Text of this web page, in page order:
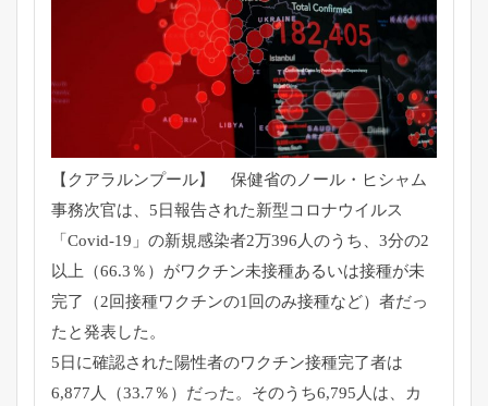
【クアラルンプール】 保健省のノール・ヒシャム
事務次官は、 5日報告された新型コロナウイルス
「Covid-19」 の新規感染者2万396人のうち、3分の2
以上（66.3％） がワクチン未接種あるいは接種が未
完了（2回接種ワクチンの1回のみ接種など）者だっ
たと発表した。
5日に確認された陽性者のワクチン接種完了者は
6,877人（33.7％）だった。そのうち6,795人は、カ